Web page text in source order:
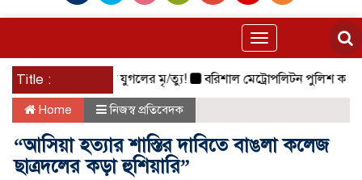
Toggle
navigation
Title :
ঝাঁপ দিয়ে প্রেমিক যুগলের মৃ/ত্যু! বরিশাল মেট্রোপলিটন পুলিশ কমিশনার
Home নিজস্ব প্রতিবেদক
“আসিয়া হত্যার শাস্তির দাবিতে বাঙলা কলেজ
ছাত্রদলের কড়া হুশিয়ারি”